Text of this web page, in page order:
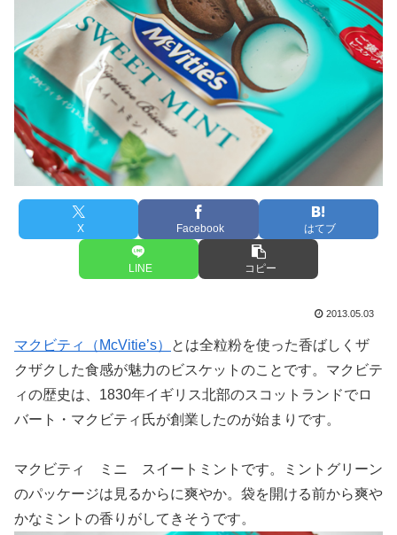
X Facebook はてブ
LINE コピー
2013.05.03
マクビティ（McVitie’s）
とは全粒粉を使った香ばしくザ
クザクした食感が魅力のビスケットのことです。マクビテ
ィの歴史は、1830年イギリス北部のスコットランドでロ
バート・マクビティ氏が創業したのが始まりです。
マクビティ ミニ スイートミントです。ミントグリーン
のパッケージは見るからに爽やか。袋を開ける前から爽や
かなミントの香りがしてきそうです。